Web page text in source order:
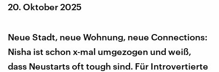
20. Oktober 2025
Neue Stadt, neue Wohnung, neue Connections:
Nisha ist schon x-mal umgezogen und weiß,
dass Neustarts oft tough sind. Für Introvertierte